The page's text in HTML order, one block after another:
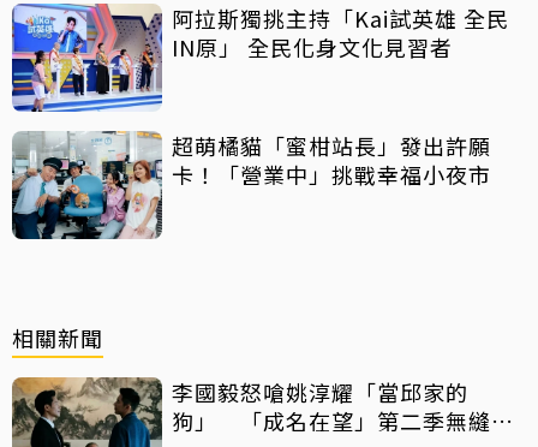
阿拉斯獨挑主持「Kai試英雄 全民
IN原」 全民化身文化見習者
超萌橘貓「蜜柑站長」發出許願
卡！「營業中」挑戰幸福小夜市
相關新聞
李國毅怒嗆姚淳耀「當邱家的
狗」 「成名在望」第二季無縫開